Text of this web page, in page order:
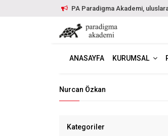
PA Paradigma Akademi,
ANASAYFA KURUMSAL
Nurcan Özkan
Kategoriler